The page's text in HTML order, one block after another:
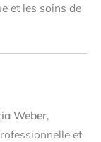
et les soins de
Weber,
et